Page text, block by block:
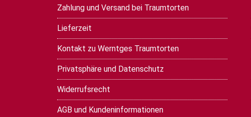
Zahlung und Versand bei Traumtorten
Lieferzeit
Kontakt zu Werntges Traumtorten
Privatsphäre und Datenschutz
Widerrufsrecht
AGB und Kundeninformationen